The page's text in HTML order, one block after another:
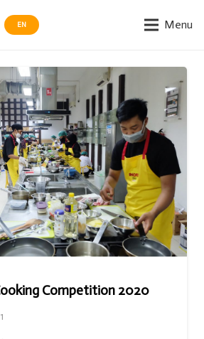
EN Menu
Competition 2020